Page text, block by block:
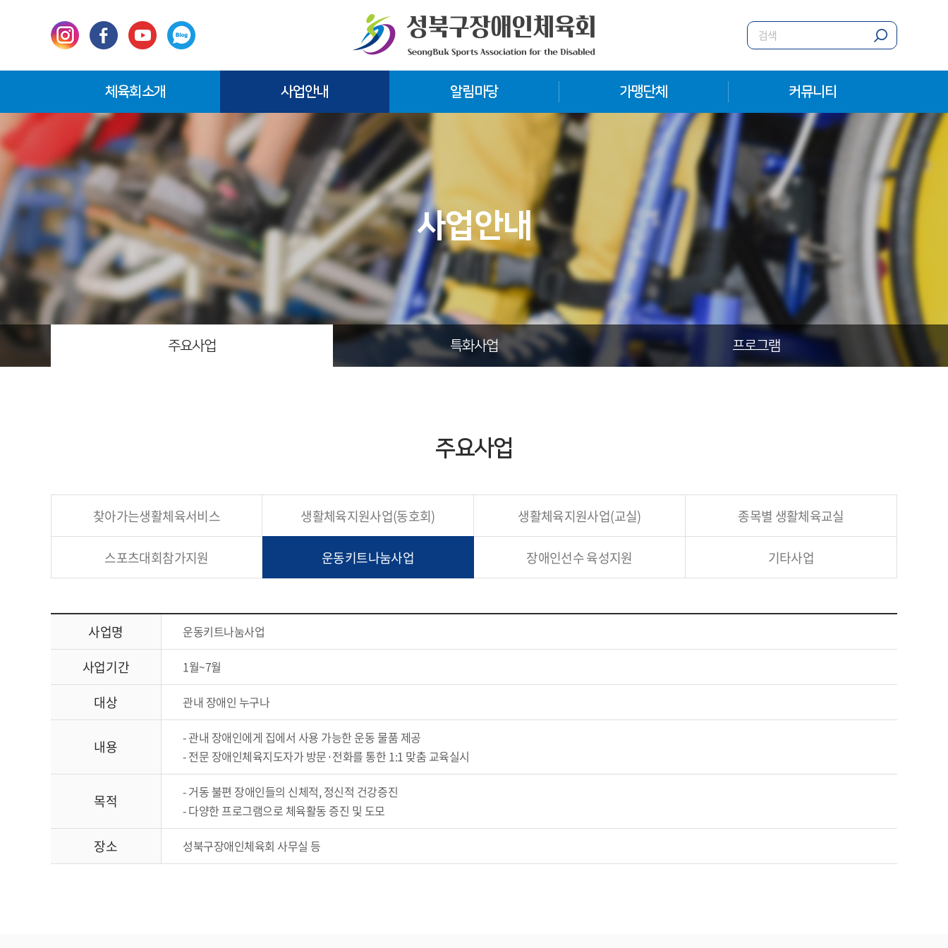
체육회소개 사업안내 알림마당 가맹단체 커뮤니티
사업안내
주요사업 특화사업 프로그램
주요사업
찾아가는생활체육서비스 생활체육지원사업(동호회) 생활체육지원사업(교실) 종목별 생활체육교실
스포츠대회참가지원 운동키트나눔사업 장애인선수육성지원 기타사업
사업명 운동키트나눔사업
사업기간 1월~7월
대상 관내 장애인 누구나
내용
- 관내 장애인에게 집에서 사용 가능한 운동 물품 제공
- 전문 장애인체육지도자가 방문·전화를 통한 1:1 맞춤 교육실시
목적
- 거동 불편 장애인들의 신체적, 정신적 건강증진
- 다양한 프로그램으로 체육활동 증진 및 도모
장소 성북구장애인체육회 사무실 등